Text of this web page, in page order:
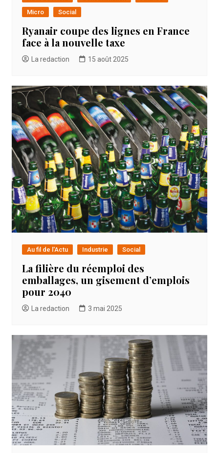
Micro
Social
Ryanair coupe des lignes en France
face à la nouvelle taxe
La redaction 15 août 2025
Au fil de l'Actu Industrie Social
La filière du réemploi des
emballages, un gisement d’emplois
pour 2040
La redaction 3 mai 2025